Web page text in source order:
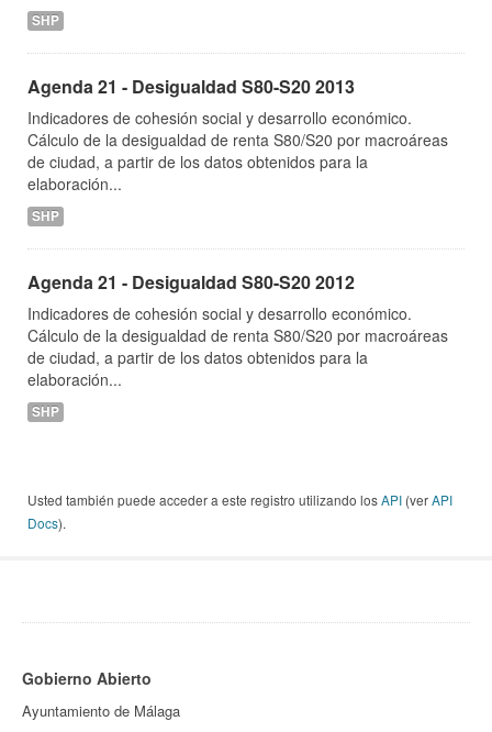
SHP
Agenda 21 - Desigualdad S80-S20 2013
Indicadores de cohesión social y desarrollo económico.
Cálculo de la desigualdad de renta S80/S20 por macroáreas
de ciudad, a partir de los datos obtenidos para la
elaboración...
SHP
Agenda 21 - Desigualdad S80-S20 2012
Indicadores de cohesión social y desarrollo económico.
Cálculo de la desigualdad de renta S80/S20 por macroáreas
de ciudad, a partir de los datos obtenidos para la
elaboración...
SHP
Usted también puede acceder a este registro utilizando losAPI (verAPI
Docs).
Gobierno Abierto
Ayuntamiento de Málaga